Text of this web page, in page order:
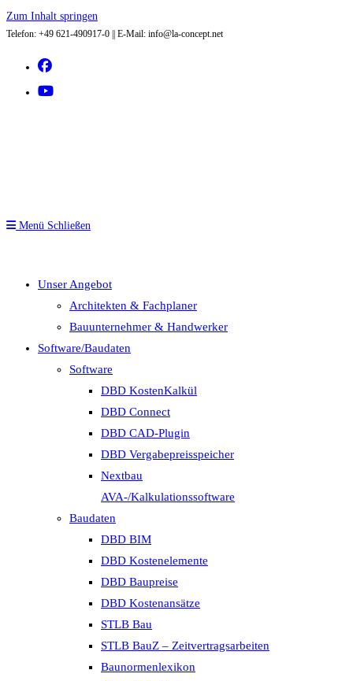
Zum Inhalt springen
Telefon: +49 621-490917-0 || E-Mail: info@la-concept.net
Menü Schließen
Unser Angebot
Architekten & Fachplaner
Bauunternehmer & Handwerker
Software/Baudaten
Software
DBD KostenKalkül
DBD Connect
DBD CAD-Plugin
DBD Vergabepreisspeicher
Nextbau
AVA-/Kalkulationssoftware
Baudaten
DBD BIM
DBD Kostenelemente
DBD Baupreise
DBD Kostenansätze
STLB Bau
STLB BauZ – Zeitvertragsarbeiten
Baunormenlexikon